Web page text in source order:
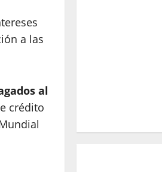
a las
al
crédito